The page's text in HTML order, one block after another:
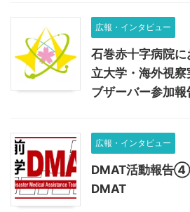
広報・インタビュー
石巻赤十字病院に
立大学・海外視
ブザーバー参加報
広報・インタビュー
DMAT活動報告④
DMAT